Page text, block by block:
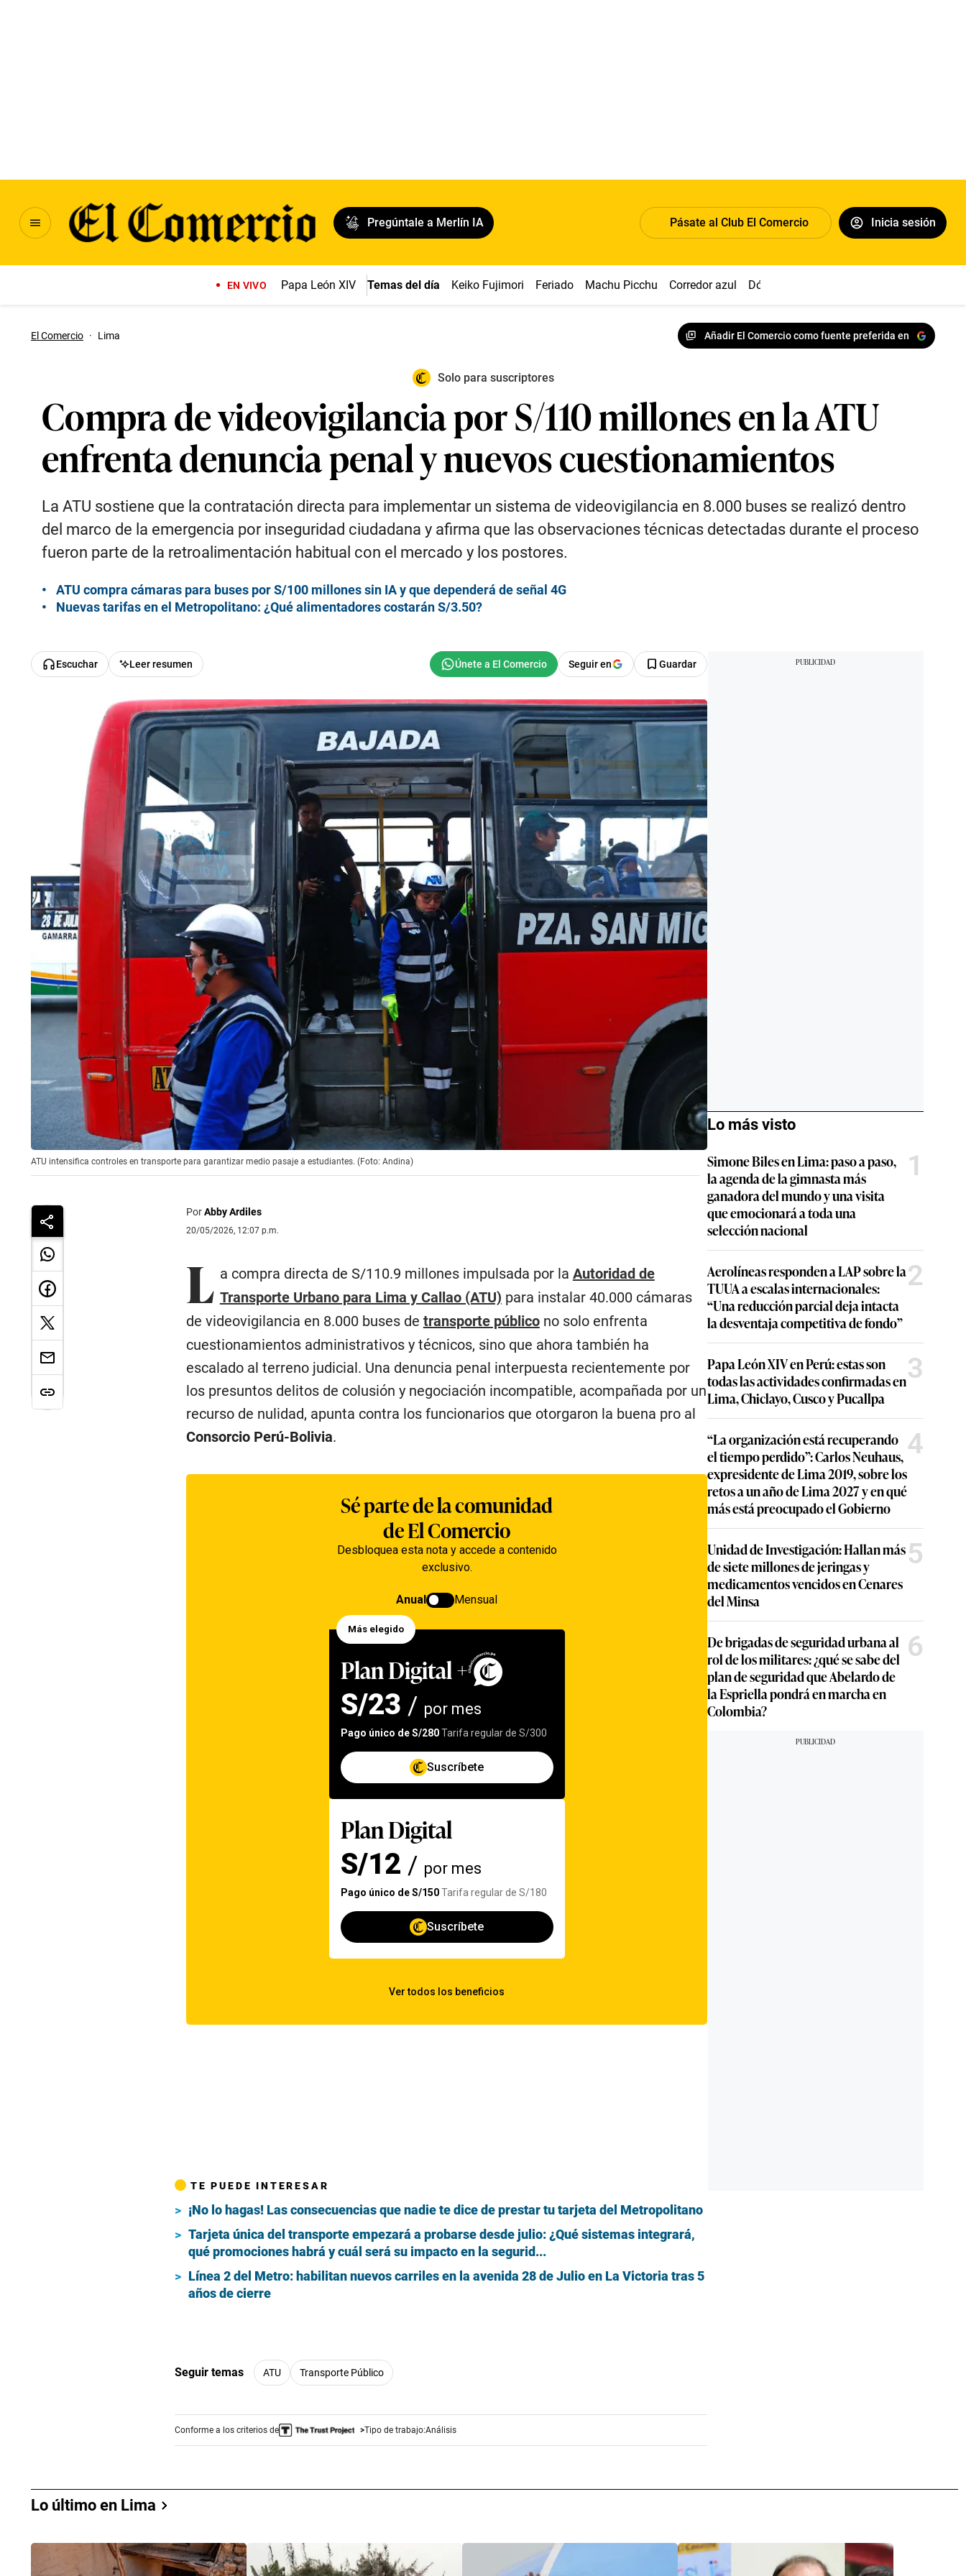
Pregúntale a Merlín IA Pásate al Club El Comercio Inicia sesión
EN VIVO Papa León XIV Temas del día Keiko Fujimori Feriado Machu Picchu Corredor azul Dólar
El Comercio · Lima Añadir El Comercio como fuente preferida en
Solo para suscriptores
Compra de videovigilancia por S/110 millones en la ATU
enfrenta denuncia penal y nuevos cuestionamientos
La ATU sostiene que la contratación directa para implementar un sistema de videovigilancia en 8.000 buses se realizó dentro
del marco de la emergencia por inseguridad ciudadana y afirma que las observaciones técnicas detectadas durante el proceso
fueron parte de la retroalimentación habitual con el mercado y los postores.
ATU compra cámaras para buses por S/100 millones sin IA y que dependerá de señal 4G
Nuevas tarifas en el Metropolitano: ¿Qué alimentadores costarán S/3.50?
Escuchar Leer resumen Seguir en Guardar
ATU intensifica controles en transporte para garantizar medio pasaje a estudiantes. (Foto: Andina)
PorAbby Ardiles
20/05/2026, 12:07 p.m.
L a compra directa de S/110.9 millones impulsada por la Autoridad de
Transporte Urbano para Lima y Callao (ATU) para instalar 40.000 cámaras
de videovigilancia en 8.000 buses de transporte público no solo enfrenta
cuestionamientos administrativos y técnicos, sino que ahora también ha
escalado al terreno judicial. Una denuncia penal interpuesta recientemente por
los presuntos delitos de colusión y negociación incompatible, acompañada por un
recurso de nulidad, apunta contra los funcionarios que otorgaron la buena pro al
Consorcio Perú-Bolivia.
TE PUEDE INTERESAR
¡No lo hagas! Las consecuencias que nadie te dice de prestar tu tarjeta del Metropolitano
Tarjeta única del transporte empezará a probarse desde julio: ¿Qué sistemas integrará,
qué promociones habrá y cuál será su impacto en la segurid...
Línea 2 del Metro: habilitan nuevos carriles en la avenida 28 de Julio en La Victoria tras 5
años de cierre
Seguir temas ATU Transporte Público
Conforme a los criterios de Tipo de trabajo:Análisis
Lo más visto
Simone Biles en Lima: paso a paso,
la agenda de la gimnasta más
ganadora del mundo y una visita
que emocionará a toda una
selección nacional
1
Aerolíneas responden a LAP sobre la
TUUA a escalas internacionales:
“Una reducción parcial deja intacta
la desventaja competitiva de fondo”
2
Papa León XIV en Perú: estas son
todas las actividades confirmadas en
Lima, Chiclayo, Cusco y Pucallpa
3
“La organización está recuperando
el tiempo perdido”: Carlos Neuhaus,
expresidente de Lima 2019, sobre los
retos a un año de Lima 2027 y en qué
más está preocupado el Gobierno
4
Unidad de Investigación: Hallan más
de siete millones de jeringas y
medicamentos vencidos en Cenares
del Minsa
5
De brigadas de seguridad urbana al
rol de los militares: ¿qué se sabe del
plan de seguridad que Abelardo de
la Espriella pondrá en marcha en
Colombia?
6
Lo último en Lima